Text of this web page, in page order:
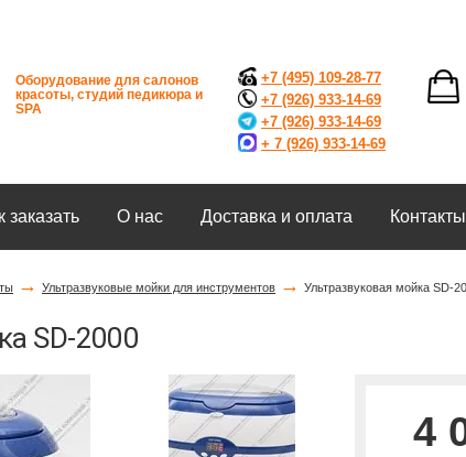
Оборудование для салонов
красоты, студий педикюра и
SPA
+7 (495) 109-28-77
+7 (926) 933-14-69
+7 (926) 933-14-69
+ 7 (926) 933-14-69
заказать О нас Доставка и оплата Контакты
→ Ультразвуковые мойки для инструментов → Ультразвуковая мойка SD-
SD-2000
4